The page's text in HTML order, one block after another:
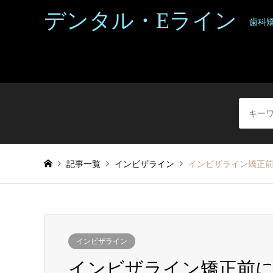
デンタル・Eライン 歯科
記事一覧 インビザライン インビザライン矯正
インビザライン
インビザライン矯正前